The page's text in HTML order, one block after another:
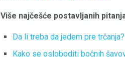
Više najčešće postavljanih
Da li treba da jedem pre trčanja?
Kako se osloboditi bočnih